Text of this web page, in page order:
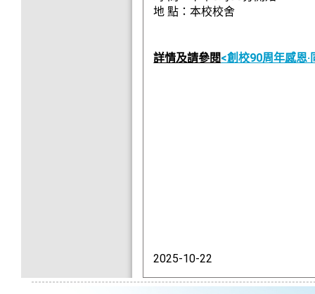
地 點：本校校舍
詳情及請參閱<創校90周年感恩
2025-10-22